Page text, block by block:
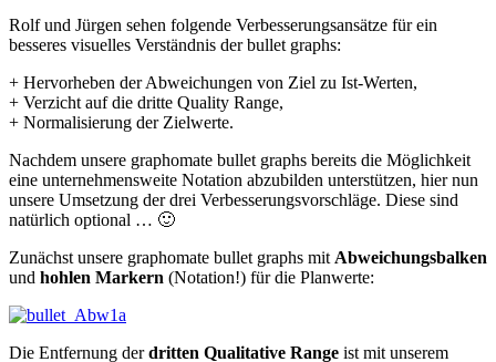
Rolf und Jürgen sehen folgende Verbesserungsansätze für ein
besseres visuelles Verständnis der bullet graphs:
+ Hervorheben der Abweichungen von Ziel zu Ist-Werten,
+ Verzicht auf die dritte Quality Range,
+ Normalisierung der Zielwerte.
Nachdem unsere graphomate bullet graphs bereits die Möglichkeit
eine unternehmensweite Notation abzubilden unterstützen, hier nun
unsere Umsetzung der drei Verbesserungsvorschläge. Diese sind
natürlich optional … 🙂
Zunächst unsere graphomate bullet graphs mit Abweichungsbalken
und hohlen Markern (Notation!) für die Planwerte:
Die Entfernung derdritten Qualitative Range ist mit unserem